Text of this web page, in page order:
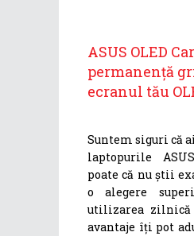
ASUS OLED
permanență
ecranul tău
Suntem siguri că
laptopurile
poate că nu știi
o alegere
utilizarea
avantaje îți pot